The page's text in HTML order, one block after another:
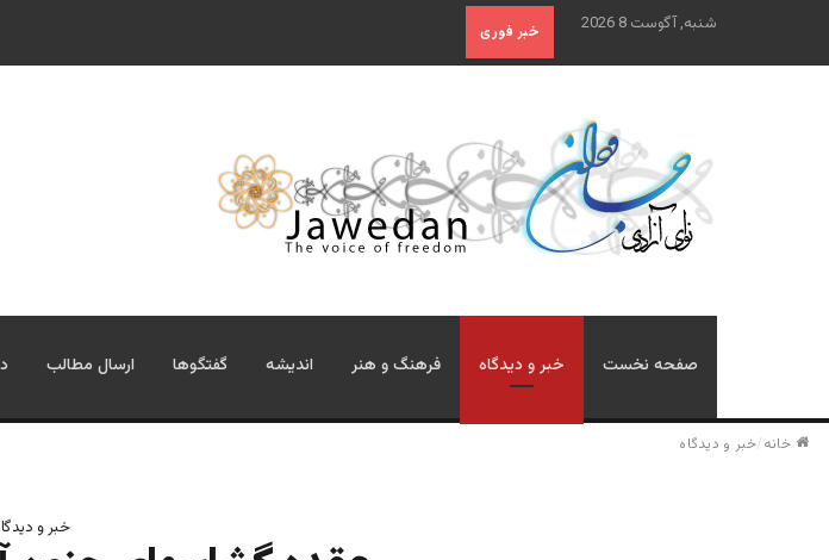
شنبه, آگوست 8 2026 خبر فوری
صفحه نخست خبر و دیدگاه فرهنگ و هنر اندیشه گفتگوها ارسال مطالب
خانه/خبر و دیدگاه
خبر و